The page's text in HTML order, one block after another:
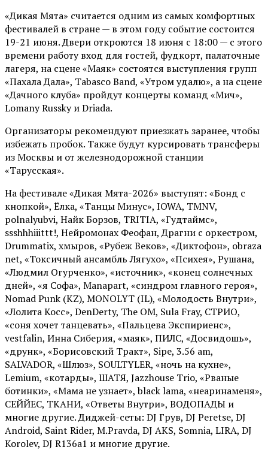
«Дикая Мята» считается одним из самых комфортных
фестивалей в стране — в этом году событие состоится
19-21 июня. Двери откроются 18 июня с 18:00 — с этого
времени работу вход для гостей, фудкорт, палаточные
лагеря, на сцене «Маяк» состоятся выступления групп
«Пахала Дала», Tabasco Band, «Утром удалю», а на сцене
«Дачного клуба» пройдут концерты команд «Мич»,
Lomany Russky и Driada.
Организаторы рекомендуют приезжать заранее, чтобы
избежать пробок. Также будут курсировать трансферы
из Москвы и от железнодорожной станции
«Тарусская».
На фестивале «Дикая Мята-2026» выступят: «Бонд с
кнопкой», Ёлка, «Танцы Минус», IOWA, TMNV,
polnalyubvi, Найк Борзов, TRITIA, «Гудтаймс»,
ssshhhiiittt!, Нейромонах Феофан, Драгни с оркестром,
Drummatix, хмыров, «Рубеж Веков», «Диктофон», obraza
net, «Токсичный ансамбль Лягухо», «Психея», Рушана,
«Людмил Огурченко», «источник», «конец солнечных
дней», «я Софа», Manapart, «синдром главного героя»,
Nomad Punk (KZ), MONOLYT (IL), «Молодость Внутри»,
«Лолита Косс», DenDerty, The OM, Sula Fray, СТРИО,
«соня хочет танцевать», «Пальцева Экспириенс»,
vestfalin, Инна Сиберия, «маяк», ПИЛС, «Досвидошь»,
«друнк», «Борисовский Тракт», Sipe, 3.56 am,
SALVADOR, «Шлюз», SOULTYLER, «ночь на кухне»,
Lemium, «котарды», ШАТЯ, Jazzhouse Trio, «Рваные
ботинки», «Мама не узнает», black lama, «неаринаменя»,
СЕЙЙЕС, ТКАНИ, «Ответы Внутри», ВОДОПАДЫ и
многие другие. Диджей-сеты: DJ Грув, DJ Peretse, DJ
Android, Saint Rider, М.Pravda, DJ AKS, Somnia, LIRA, DJ
Korolev, DJ R136a1 и многие другие.